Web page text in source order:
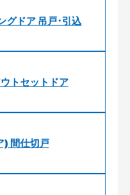
グドア 吊戸･引込
トセットドア
間仕切戸